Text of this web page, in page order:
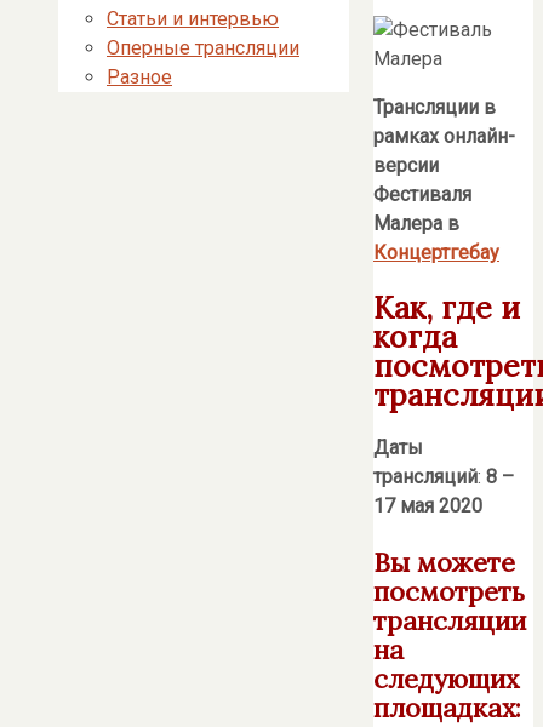
Трансляции в
рамках онлайн-
версии
Фестиваля
Малера в
Концертгебау
Как, где и
когда
Даты
трансляций: 8 –
17 мая 2020
Вы можете
посмотреть
трансляции
на
следующих
площадках:
Статьи и интервью
Оперные трансляции
Разное